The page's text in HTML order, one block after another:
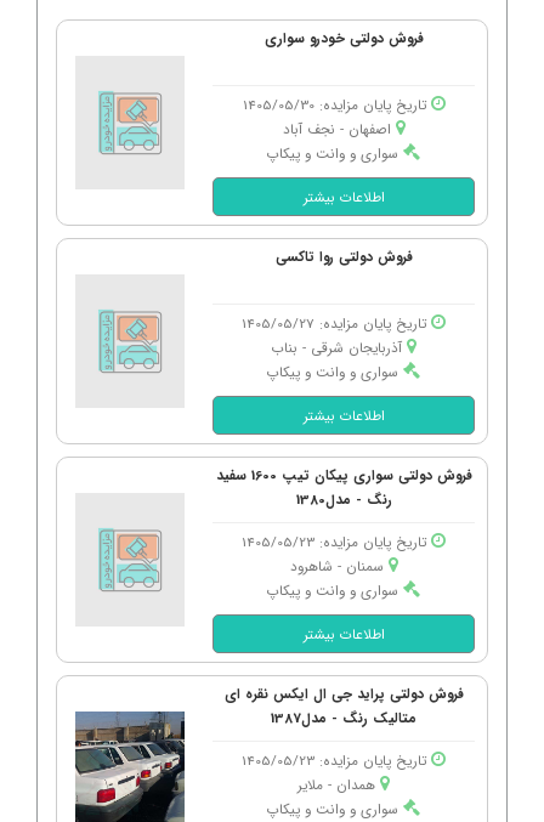
فروش دولتی خودرو سواری
تاریخ پایان مزایده: 1405/05/30
اصفهان - نجف آباد
سواری و وانت و پیکاپ
اطلاعات بیشتر
فروش دولتی روا تاکسی
تاریخ پایان مزایده: 1405/05/27
آذربایجان شرقی - بناب
سواری و وانت و پیکاپ
اطلاعات بیشتر
فروش دولتی سواری پیکان تیپ 1600 سفید
رنگ - مدل1380
تاریخ پایان مزایده: 1405/05/23
سمنان - شاهرود
سواری و وانت و پیکاپ
اطلاعات بیشتر
فروش دولتی پراید جی ال ایکس نقره ای
متالیک رنگ - مدل1387
تاریخ پایان مزایده: 1405/05/23
همدان - ملایر
سواری و وانت و پیکاپ